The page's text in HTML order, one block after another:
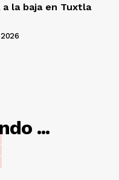
la baja en Tuxtla
...